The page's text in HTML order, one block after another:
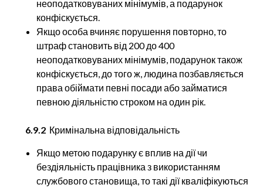
неоподатковуваних мінімумів, а подарунок
конфіскується.
Якщо особа вчиняє порушення повторно, то
штраф становить від 200 до 400
неоподатковуваних мінімумів, подарунок також
конфіскується, до того ж, людина позбавляється
права обіймати певні посади або займатися
певною діяльністю строком на один рік.
6.9.2 Кримінальна відповідальність
Якщо метою подарунку є вплив на дії чи
бездіяльність працівника з використанням
службового становища, то такі дії кваліфікуються